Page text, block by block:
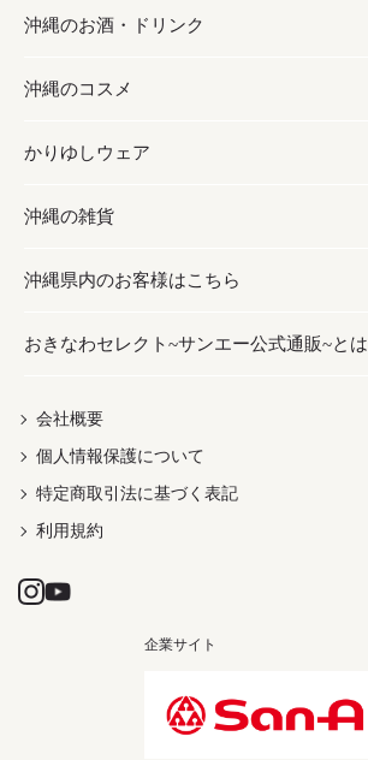
海産物
沖縄料理
沖縄そば／乾麺
レトルト食品
乾物／粉類
砂糖／黒砂糖
塩
お酢／ドレッシング
しょうゆ
みそ
だし／スパイス／島唐辛子
お菓子
黒糖
ちんすこう
伝統菓子
スナック
おつまみ
紅芋
沖縄のお酒・ドリンク
お酒・ドリンク
泡盛
ビール・チューハイ
ワイン・ウィスキー・カクテル
ドリンク
茶葉
沖縄のコスメ
コスメ
スキンケア
ボディケア
ヘアケア
UVケア
かりゆしウェア
かりゆしウェア
メンズ
レディース
沖縄の雑貨
雑貨
沖縄ファッション
伝統工芸品
沖縄県内のお客様はこちら
おきなわセレクト~サンエー公式通販~とは
会社概要
個人情報保護について
特定商取引法に基づく表記
利用規約
企業サイト